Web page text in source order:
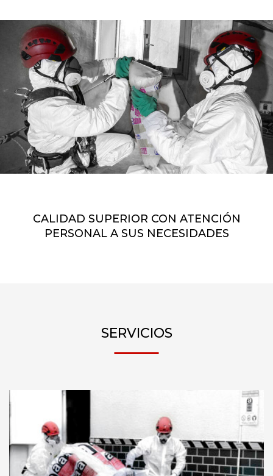
CALIDAD SUPERIOR CON ATENCIÓN
PERSONAL A SUS NECESIDADES
SERVICIOS